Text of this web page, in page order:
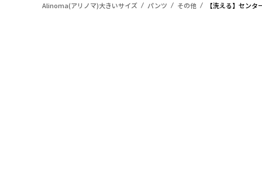
Alinoma(アリノマ)大きいサイズ パンツ その他 【洗える】セン